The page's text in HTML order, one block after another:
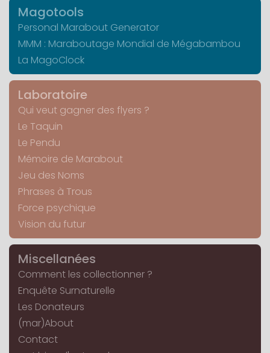
Magotools
Personal Marabout Generator
MMM : Maraboutage Mondial de Mégabambou
La MagoClock
Laboratoire
Qui veut gagner des flyers ?
Le Taquin
Le Pendu
Mémoire de Marabout
Jeu des Noms
Phrases à Trous
Force psychique
Vision du futur
Miscellanées
Comment les collectionner ?
Enquête Surnaturelle
Les Donateurs
(mar)About
Contact